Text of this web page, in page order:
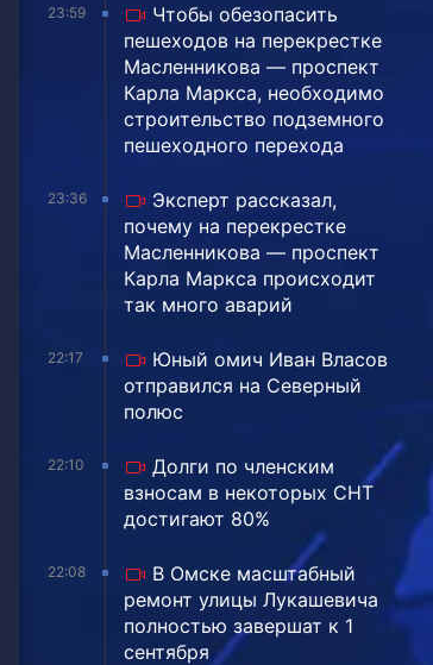
23:59
Чтобы обезопасить
пешеходов на перекрестке
Масленникова — проспект
Карла Маркса, необходимо
строительство подземного
пешеходного перехода
23:36
Эксперт рассказал,
почему на перекрестке
Масленникова — проспект
Карла Маркса происходит
так много аварий
22:17
Юный омич Иван Власов
отправился на Северный
полюс
22:10
Долги по членским
взносам в некоторых СНТ
достигают 80%
22:08
В Омске масштабный
ремонт улицы Лукашевича
полностью завершат к 1
сентября